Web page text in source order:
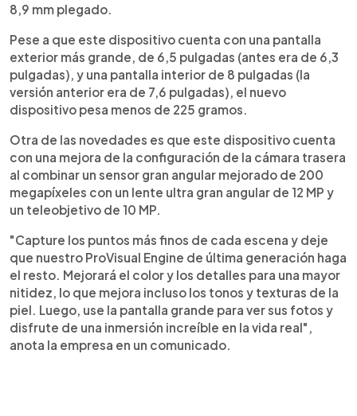
8,9 mm plegado.
Pese a que este dispositivo cuenta con una pantalla
exterior más grande, de 6,5 pulgadas (antes era de 6,3
pulgadas), y una pantalla interior de 8 pulgadas (la
versión anterior era de 7,6 pulgadas), el nuevo
dispositivo pesa menos de 225 gramos.
Otra de las novedades es que este dispositivo cuenta
con una mejora de la configuración de la cámara trasera
al combinar un sensor gran angular mejorado de 200
megapíxeles con un lente ultra gran angular de 12 MP y
un teleobjetivo de 10 MP.
"Capture los puntos más finos de cada escena y deje
que nuestro ProVisual Engine de última generación haga
el resto. Mejorará el color y los detalles para una mayor
nitidez, lo que mejora incluso los tonos y texturas de la
piel. Luego, use la pantalla grande para ver sus fotos y
disfrute de una inmersión increíble en la vida real",
anota la empresa en un comunicado.